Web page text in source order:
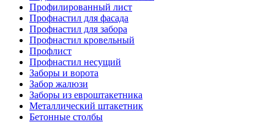
Профилированный лист
Профнастил для фасада
Профнастил для забора
Профнастил кровельный
Профлист
Профнастил несущий
Заборы и ворота
Забор жалюзи
Заборы из евроштакетника
Металлический штакетник
Бетонные столбы